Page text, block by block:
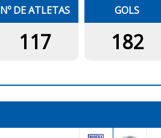
Nº DE ATLETAS
117
GOLS
182